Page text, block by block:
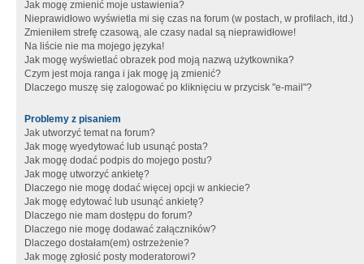
Jak mogę zmienić moje ustawienia?
Nieprawidłowo wyświetla mi się czas na forum (w postach, w profilach, itd.)
Zmieniłem strefę czasową, ale czasy nadal są nieprawidłowe!
Na liście nie ma mojego języka!
Jak mogę wyświetlać obrazek pod moją nazwą użytkownika?
Czym jest moja ranga i jak mogę ją zmienić?
Dlaczego muszę się zalogować po kliknięciu w przycisk "e-mail"?
Problemy z pisaniem
Jak utworzyć temat na forum?
Jak mogę wyedytować lub usunąć posta?
Jak mogę dodać podpis do mojego postu?
Jak mogę utworzyć ankietę?
Dlaczego nie mogę dodać więcej opcji w ankiecie?
Jak mogę edytować lub usunąć ankietę?
Dlaczego nie mam dostępu do forum?
Dlaczego nie mogę dodawać załączników?
Dlaczego dostałam(em) ostrzeżenie?
Jak mogę zgłosić posty moderatorowi?